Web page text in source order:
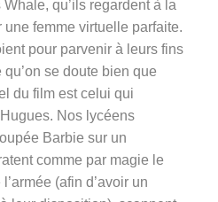
qu’ils regardent à la
femme virtuelle parfaite.
pour parvenir à leurs fins
se doute bien que
du film est celui qui
Nos lycéens
Barbie sur un
comme par magie le
(afin d’avoir un